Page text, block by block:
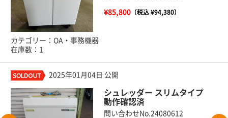
¥85,800（税込 ¥94,380）
カテゴリー：OA・事務機器
在庫数：1
2025年01月04日 公開
シュレッダー スリムタイプ
動作確認済
問い合わせNo.24080612